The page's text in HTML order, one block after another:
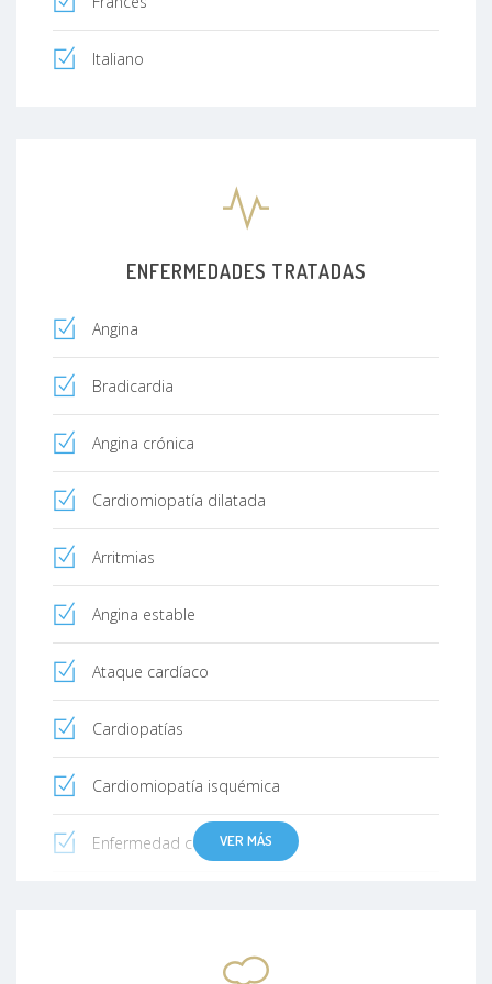
Italiano
ENFERMEDADES TRATADAS
Angina
Bradicardia
Angina crónica
Cardiomiopatía dilatada
Arritmias
Angina estable
Ataque cardíaco
Cardiopatías
Cardiomiopatía isquémica
Enfermedad coronaria (CHD)
VER MÁS